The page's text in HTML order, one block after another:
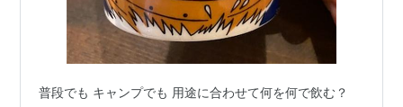
普段でも キャンプでも 用途に合わせて何を何で飲む？